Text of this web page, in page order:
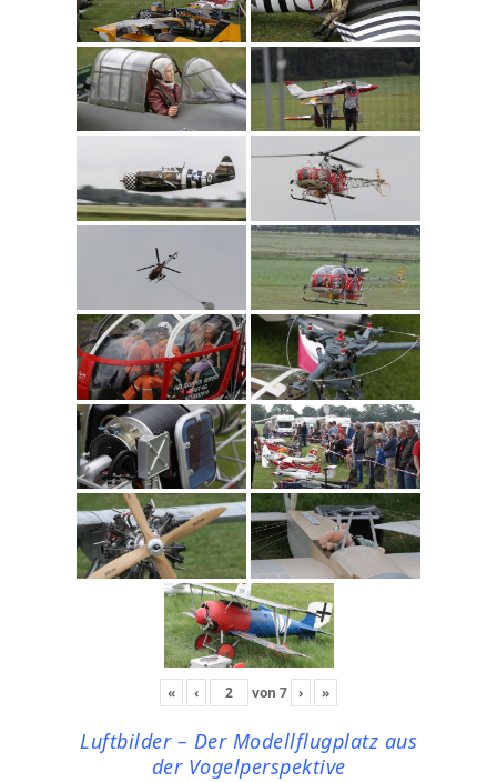
« ‹ von 7 › »
Luftbilder – Der Modellflugplatz aus
der Vogelperspektive